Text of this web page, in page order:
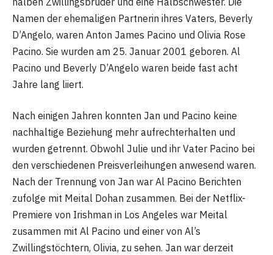
Namen der ehemaligen Partnerin ihres Vaters, Beverly
D’Angelo, waren Anton James Pacino und Olivia Rose
Pacino. Sie wurden am 25. Januar 2001 geboren. Al
Pacino und Beverly D’Angelo waren beide fast acht
Jahre lang liiert.
Nach einigen Jahren konnten Jan und Pacino keine
nachhaltige Beziehung mehr aufrechterhalten und
wurden getrennt. Obwohl Julie und ihr Vater Pacino bei
den verschiedenen Preisverleihungen anwesend waren.
Nach der Trennung von Jan war Al Pacino Berichten
zufolge mit Meital Dohan zusammen. Bei der Netflix-
Premiere von Irishman in Los Angeles war Meital
zusammen mit Al Pacino und einer von Al’s
Zwillingstöchtern, Olivia, zu sehen. Jan war derzeit